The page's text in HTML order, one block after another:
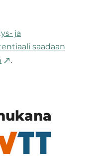
ja
saadaan
.